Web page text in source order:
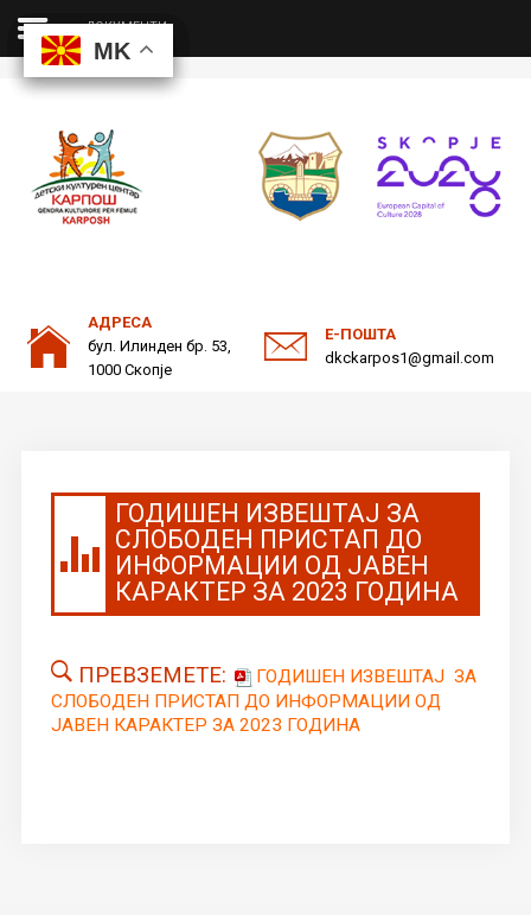
MK
MK
ДКЦ
ОДНОСИ СО ЈАВНОСТ
ДОКУМЕНТИ
MK
MK
АДРЕСА
бул. Илинден бр. 53,
1000 Скопје
Е-ПОШТА
dkckarpos1@gmail.com
Пребарајте на нашата веб страна
ГОДИШЕН ИЗВЕШТАЈ ЗА
СЛОБОДЕН ПРИСТАП ДО
ИНФОРМАЦИИ ОД ЈАВЕН
КАРАКТЕР ЗА 2023 ГОДИНА
ПРЕВЗЕМЕТЕ:
ГОДИШЕН ИЗВЕШТАЈ ЗА
СЛОБОДЕН ПРИСТАП ДО ИНФОРМАЦИИ ОД
ЈАВЕН КАРАКТЕР ЗА 2023 ГОДИНА